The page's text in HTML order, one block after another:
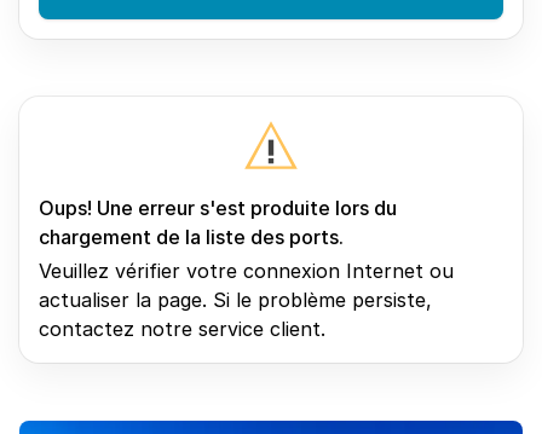
Oups! Une erreur s'est produite lors du
chargement de la liste des ports.
Veuillez vérifier votre connexion Internet ou
actualiser la page. Si le problème persiste,
contactez notre service client.